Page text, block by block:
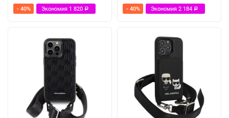
- 40% Экономия 1 820 Р - 40% Экономия 2 184 Р